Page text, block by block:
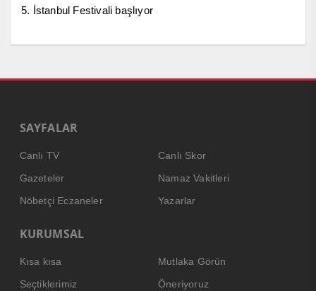
5. İstanbul Festivali başlıyor
SAYFALAR
Canlı TV
Canlı Skor
Gazeteler
Namaz Vakitleri
Nöbetçi Eczaneler
Yazarlar
KURUMSAL
Kısa kısa
Mutlaka Görün
Seçtiklerimiz
Öneriyoruz